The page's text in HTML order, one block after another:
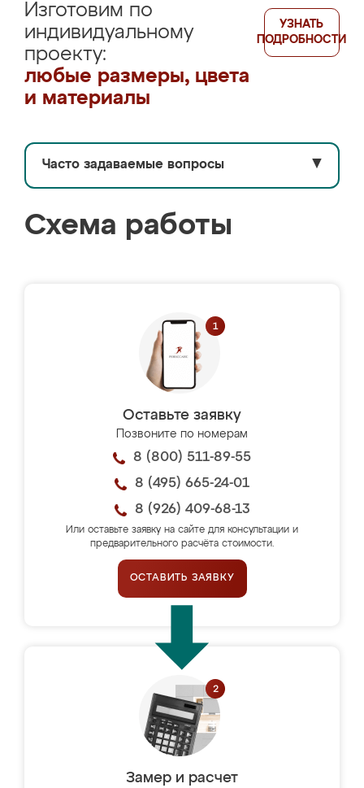
Изготовим по
индивидуальному
проекту:
любые размеры, цвета
и материалы
УЗНАТЬ
ПОДРОБНОСТИ
Часто задаваемые вопросы ▼
Схема работы
Оставьте заявку
Позвоните по номерам
8 (800) 511-89-55
8 (495) 665-24-01
8 (926) 409-68-13
Или оставьте заявку на сайте для консультации и
предварительного расчёта стоимости.
ОСТАВИТЬ ЗАЯВКУ
Замер и расчет